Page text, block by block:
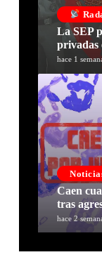
La SEP
privadas
hace 1
Caen
tras
hace 2